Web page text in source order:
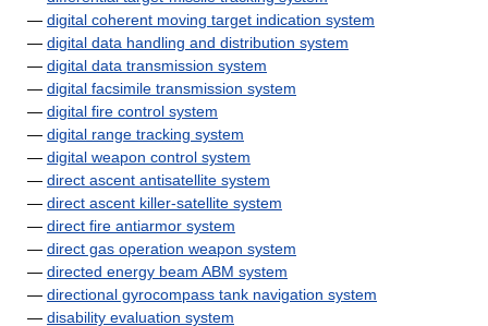
— digital coherent moving target indication system
— digital data handling and distribution system
— digital data transmission system
— digital facsimile transmission system
— digital fire control system
— digital range tracking system
— digital weapon control system
— direct ascent antisatellite system
— direct ascent killer-satellite system
— direct fire antiarmor system
— direct gas operation weapon system
— directed energy beam ABM system
— directional gyrocompass tank navigation system
— disability evaluation system